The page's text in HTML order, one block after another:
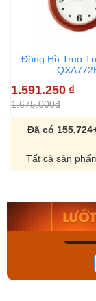
Đồng Hồ Treo
1.591.250 ₫
1.675.000đ
Đã có
Tất cả sản
Orient
Mua